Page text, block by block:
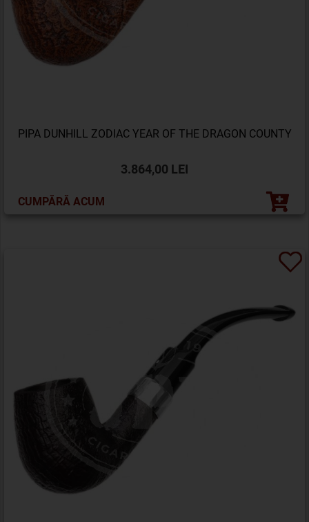
PIPA DUNHILL ZODIAC YEAR OF THE DRAGON COUNTY
3.864,00 LEI
CUMPĂRĂ ACUM